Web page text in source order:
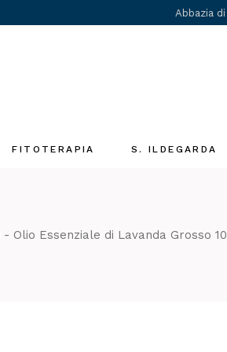
Abbazia
FITOTERAPIA S. ILDEGARDA
Olio Essenziale di Lavanda Grosso